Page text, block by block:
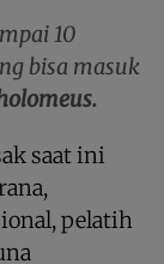
10
bisa masuk
saat ini
pelatih